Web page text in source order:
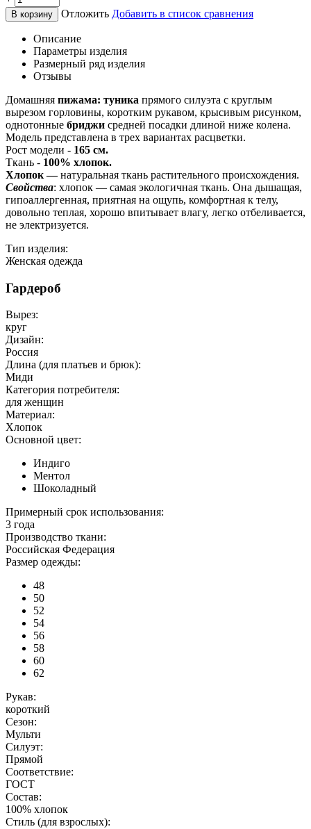
В корзину Отложить Добавить в список сравнения
Описание
Параметры изделия
Размерный ряд изделия
Отзывы
Домашняя пижама: туника прямого силуэта с круглым
вырезом горловины, коротким рукавом, крысивым рисунком,
однотонные бриджи средней посадки длиной ниже колена.
Модель представлена в трех вариантах расцветки.
Рост модели - 165 см.
Ткань - 100% хлопок.
Хлопок —натуральная ткань растительного происхождения.
Свойства: хлопок — самая экологичная ткань. Она дышащая,
гипоаллергенная, приятная на ощупь, комфортная к телу,
довольно теплая, хорошо впитывает влагу, легко отбеливается,
не электризуется.
Тип изделия:
Женская одежда
Гардероб
Вырез:
круг
Дизайн:
Россия
Длина (для платьев и брюк):
Миди
Категория потребителя:
для женщин
Материал:
Хлопок
Основной цвет:
Индиго
Ментол
Шоколадный
Примерный срок использования:
3 года
Производство ткани:
Российская Федерация
Размер одежды:
48
50
52
54
56
58
60
62
Рукав:
короткий
Сезон:
Мульти
Силуэт:
Прямой
Соответствие:
ГОСТ
Состав:
100% хлопок
Стиль (для взрослых):